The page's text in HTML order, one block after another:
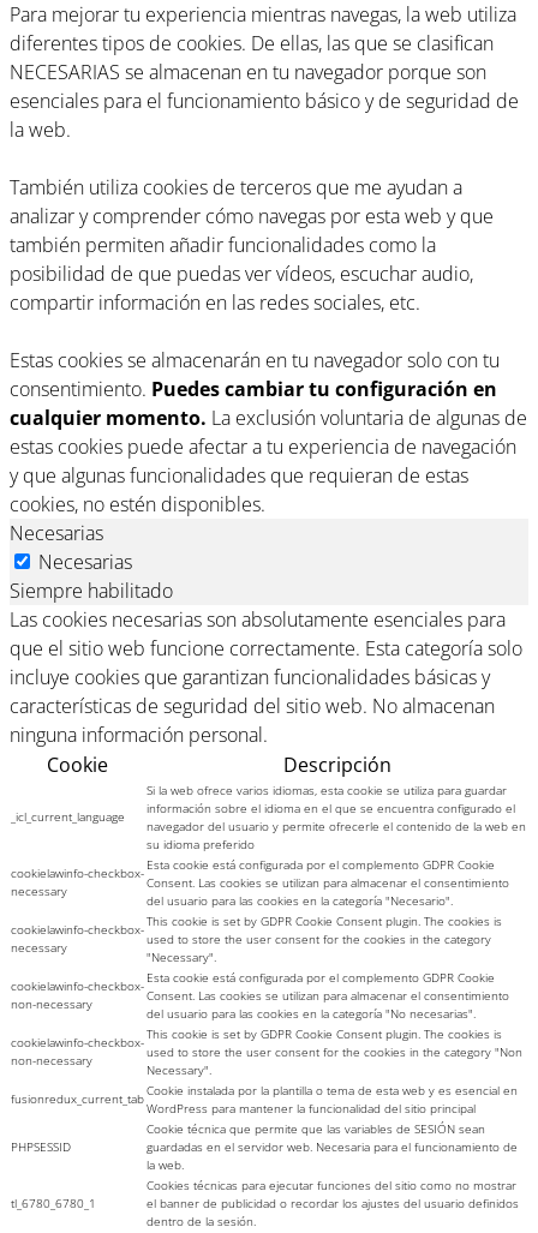
Para mejorar tu experiencia mientras navegas, la web utiliza
diferentes tipos de cookies. De ellas, las que se clasifican
NECESARIAS se almacenan en tu navegador porque son
esenciales para el funcionamiento básico y de seguridad de
la web.
También utiliza cookies de terceros que me ayudan a
analizar y comprender cómo navegas por esta web y que
también permiten añadir funcionalidades como la
posibilidad de que puedas ver vídeos, escuchar audio,
compartir información en las redes sociales, etc.
Estas cookies se almacenarán en tu navegador solo con tu
consentimiento. Puedes cambiar tu configuración en
cualquier momento. La exclusión voluntaria de algunas de
estas cookies puede afectar a tu experiencia de navegación
y que algunas funcionalidades que requieran de estas
cookies, no estén disponibles.
Necesarias
Necesarias
Siempre habilitado
Las cookies necesarias son absolutamente esenciales para
que el sitio web funcione correctamente. Esta categoría solo
incluye cookies que garantizan funcionalidades básicas y
características de seguridad del sitio web. No almacenan
ninguna información personal.
Cookie
Descripción
_icl_current_language
Si la web ofrece varios idiomas, esta cookie se utiliza para guardar
información sobre el idioma en el que se encuentra configurado el
navegador del usuario y permite ofrecerle el contenido de la web en
su idioma preferido
cookielawinfo-checkbox-
necessary
Esta cookie está configurada por el complemento GDPR Cookie
Consent. Las cookies se utilizan para almacenar el consentimiento
del usuario para las cookies en la categoría "Necesario".
cookielawinfo-checkbox-
necessary
This cookie is set by GDPR Cookie Consent plugin. The cookies is
used to store the user consent for the cookies in the category
"Necessary".
cookielawinfo-checkbox-
non-necessary
Esta cookie está configurada por el complemento GDPR Cookie
Consent. Las cookies se utilizan para almacenar el consentimiento
del usuario para las cookies en la categoría "No necesarias".
cookielawinfo-checkbox-
non-necessary
This cookie is set by GDPR Cookie Consent plugin. The cookies is
used to store the user consent for the cookies in the category "Non
Necessary".
fusionredux_current_tabCookie instalada por la plantilla o tema de esta web y es esencial en
WordPress para mantener la funcionalidad del sitio principal
PHPSESSID
Cookie técnica que permite que las variables de SESIÓN sean
guardadas en el servidor web. Necesaria para el funcionamiento de
la web.
tl_6780_6780_1
Cookies técnicas para ejecutar funciones del sitio como no mostrar
el banner de publicidad o recordar los ajustes del usuario definidos
dentro de la sesión.